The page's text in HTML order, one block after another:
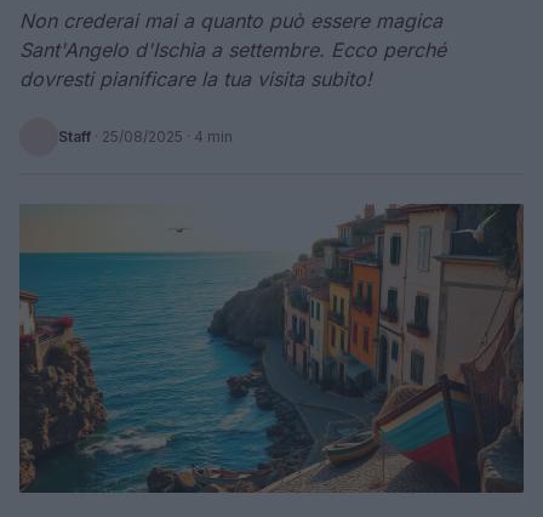
Non crederai mai a quanto può essere magica
Sant'Angelo d'Ischia a settembre. Ecco perché
dovresti pianificare la tua visita subito!
Staff · 25/08/2025 · 4 min